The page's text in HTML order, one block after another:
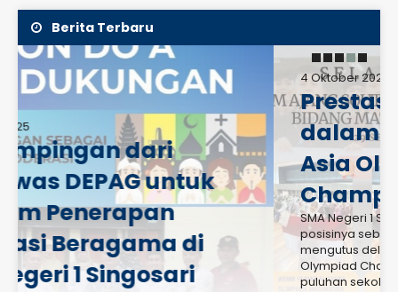
Berita Terbaru
4 Oktober 2025
Prestasi siswa SMANESI
dalam ajang Southeast
Asia Olympiad
Championship
SMA Negeri 1 Singosari sekali lagi mengukuhkan
posisinya sebagai sekolah unggulan dengan
mengutus delegasi siswanya ke Southeast Asia
Olympiad Championship. Kompetisi yang diikuti oleh
puluhan sekolah terbaik dari Asia Tenggara ini..